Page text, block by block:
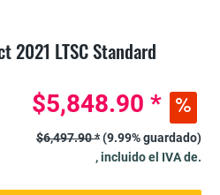
2021 LTSC Standard
$5,848.90 *
$6,497.90 *(9.99% guardado)
, incluido el IVA de.